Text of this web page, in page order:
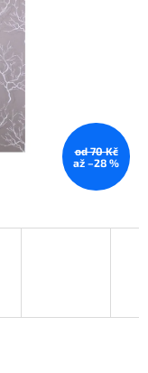
od 70 Kč
až –28 %